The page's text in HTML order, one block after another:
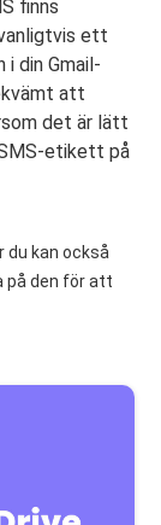
finns
ett
din Gmail-
att
det är lätt
etikett på
du kan också
på den för att